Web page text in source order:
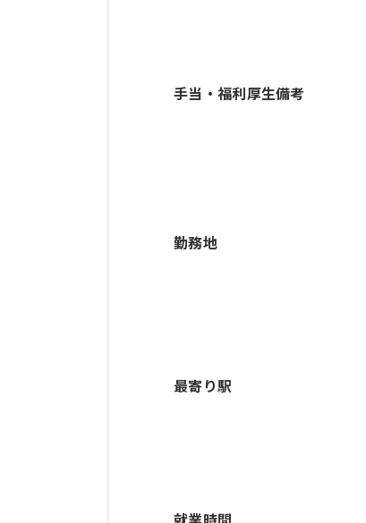
手当・福利厚生備考
勤務地
最寄り駅